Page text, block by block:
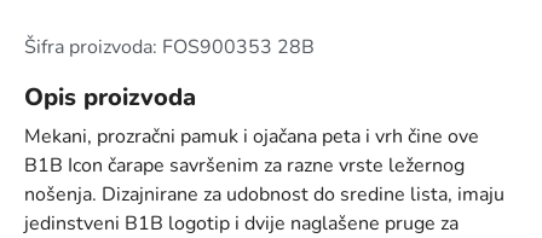
Šifra proizvoda: FOS900353 28B
Opis proizvoda
Mekani, prozračni pamuk i ojačana peta i vrh čine ove
B1B Icon čarape savršenim za razne vrste ležernog
nošenja. Dizajnirane za udobnost do sredine lista, imaju
jedinstveni B1B logotip i dvije naglašene pruge za